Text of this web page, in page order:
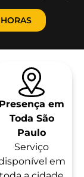
Presença em
Toda São
Paulo
Serviço
em